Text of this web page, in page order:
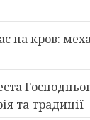
на кров:
та традиції